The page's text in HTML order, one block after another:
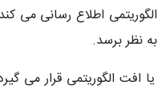
الگوریتمی اطلاع‌ رسانی
نظر برسد.
الگوریتمی قرار می‌